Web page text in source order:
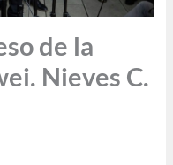
de la
Nieves C.